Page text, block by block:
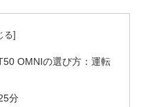
OMNIの選び方：運転
分